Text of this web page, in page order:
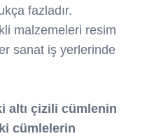
fazladır.
malzemeleri resim
sanat iş yerlerinde
altı çizili cümlenin
cümlelerin